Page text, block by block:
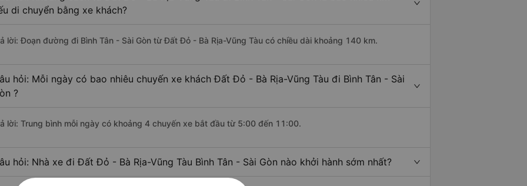
di chuyển bằng xe khách?
lời: Đoạn đường đi Bình Tân - Sài Gòn từ Đất Đỏ - Bà Rịa-Vũng Tàu có chiều dài khoảng 140 km.
hỏi: Mỗi ngày có bao nhiêu chuyến xe khách Đất Đỏ - Bà Rịa-Vũng Tàu đi Bình Tân - Sài
?
lời: Trung bình mỗi ngày có khoảng 4 chuyến xe bắt đầu từ 5:00 đến 11:00.
hỏi: Nhà xe đi Đất Đỏ - Bà Rịa-Vũng Tàu Bình Tân - Sài Gòn nào khởi hành sớm nhất?